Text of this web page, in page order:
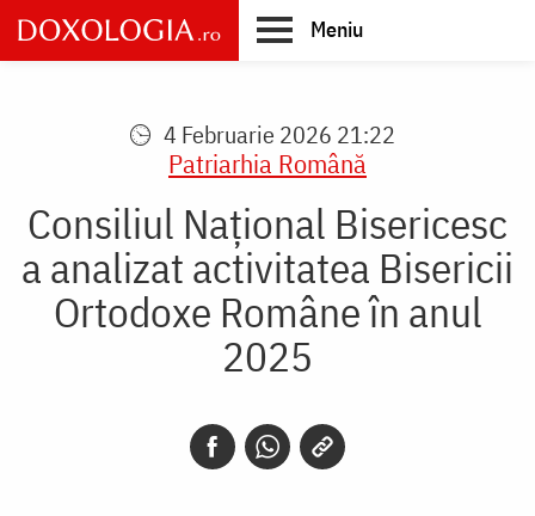
Skip
to
main
Meniu
4 Februarie 2026 21:22
Patriarhia Română
Consiliul Național Bisericesc
a analizat activitatea Bisericii
Ortodoxe Române în anul
2025